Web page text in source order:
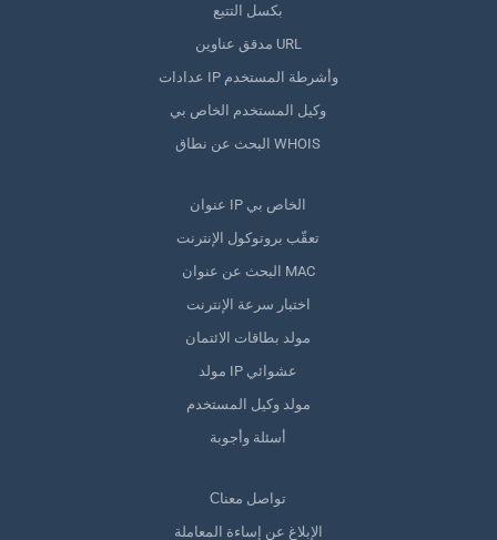
بكسل التتبع
مدقق عناوين URL
عدادات IP وأشرطة المستخدم
وكيل المستخدم الخاص بي
البحث عن نطاق WHOIS
عنوان IP الخاص بي
تعقّب بروتوكول الإنترنت
البحث عن عنوان MAC
اختبار سرعة الإنترنت
مولد بطاقات الائتمان
مولد IP عشوائي
مولد وكيل المستخدم
أسئلة وأجوبة
Сتواصل معنا
الإبلاغ عن إساءة المعاملة